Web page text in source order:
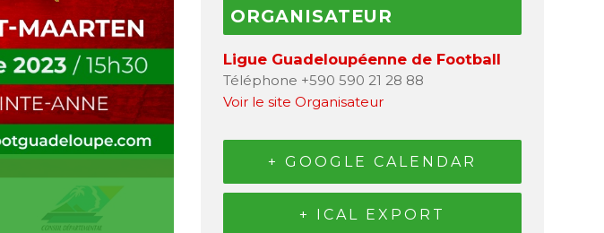
ORGANISATEUR
Ligue Guadeloupéenne de Football
Téléphone +590 590 21 28 88
Voir le site Organisateur
+ GOOGLE CALENDAR
+ ICAL EXPORT